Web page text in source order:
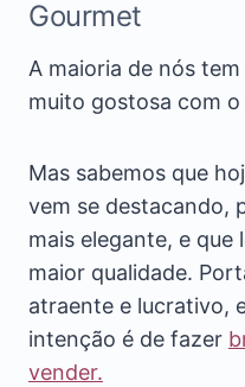
Gourmet
A maioria de nós
muito gostosa com
Mas sabemos que
vem se destacando,
mais elegante, e que
maior qualidade.
atraente e lucrativo,
intenção é de fazer
vender.